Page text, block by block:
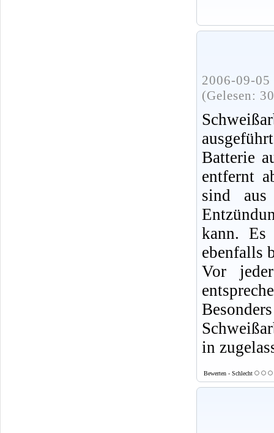
2006-09-
(Gelesen:
Batterie
entfernt
sind
kann. Es
ebenfalls
Vor
in
Bewerten - Schlecht